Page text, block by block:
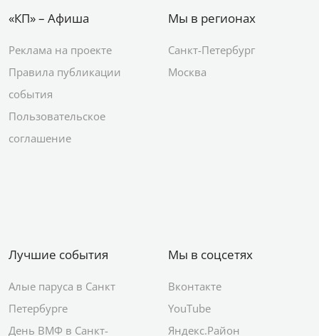
«КП» – Афиша
Реклама на проекте
Правила публикации
события
Пользовательское
соглашение
Мы в регионах
Санкт-Петербург
Москва
Лучшие события
Алые паруса в Санкт
Петербурге
День ВМФ в Санкт-
Мы в соцсетях
Вконтакте
YouTube
Яндекс.Район